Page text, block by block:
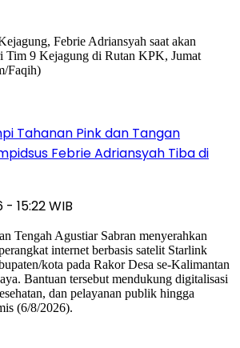
Tahanan Pink dan Tangan
Febrie Adriansyah Tiba di
15:22 WIB